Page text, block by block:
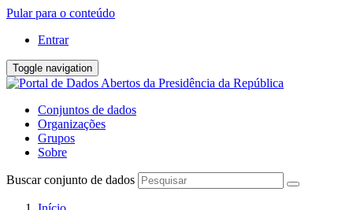
Pular para o conteúdo
Entrar
Toggle navigation
Conjuntos de dados
Organizações
Grupos
Sobre
Buscar conjunto de dados